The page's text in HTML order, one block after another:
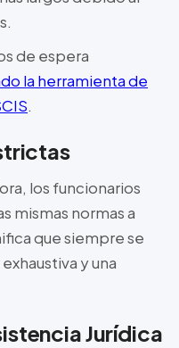
de espera
la herramienta de
.
los funcionarios
mismas normas a
que siempre se
y una
Jurídica